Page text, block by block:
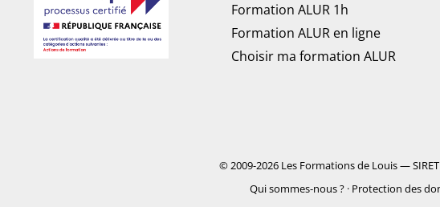
Formation ALUR 1h
Formation ALUR en ligne
Choisir ma formation ALUR
© 2009-2026 Les Formations de Louis —
Qui sommes-nous ?· Protection des